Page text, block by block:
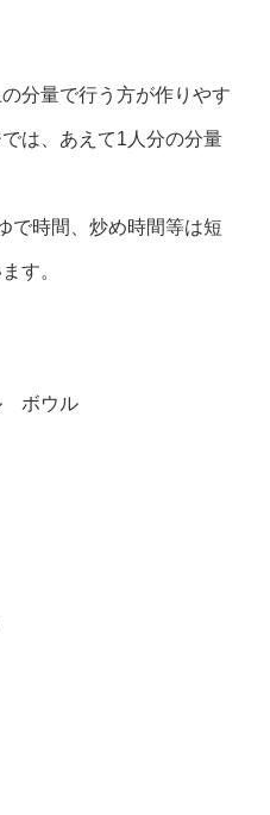
分量で行う方が作りやす
は、あえて1人分の分量
で時間、炒め時間等は短
す。
ボウル